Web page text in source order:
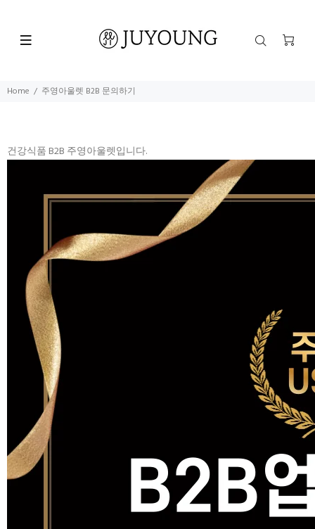
Home 주영아울렛 B2B 문의하기
건강식품 B2B 주영아울렛입니다.